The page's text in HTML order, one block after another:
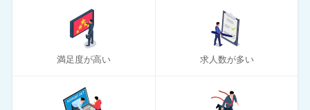
リアルミーキャリア
リクナビNEXT
リクルートエージェント
リクルートダイレクトスカウト
満足度が高い 求人数が多い